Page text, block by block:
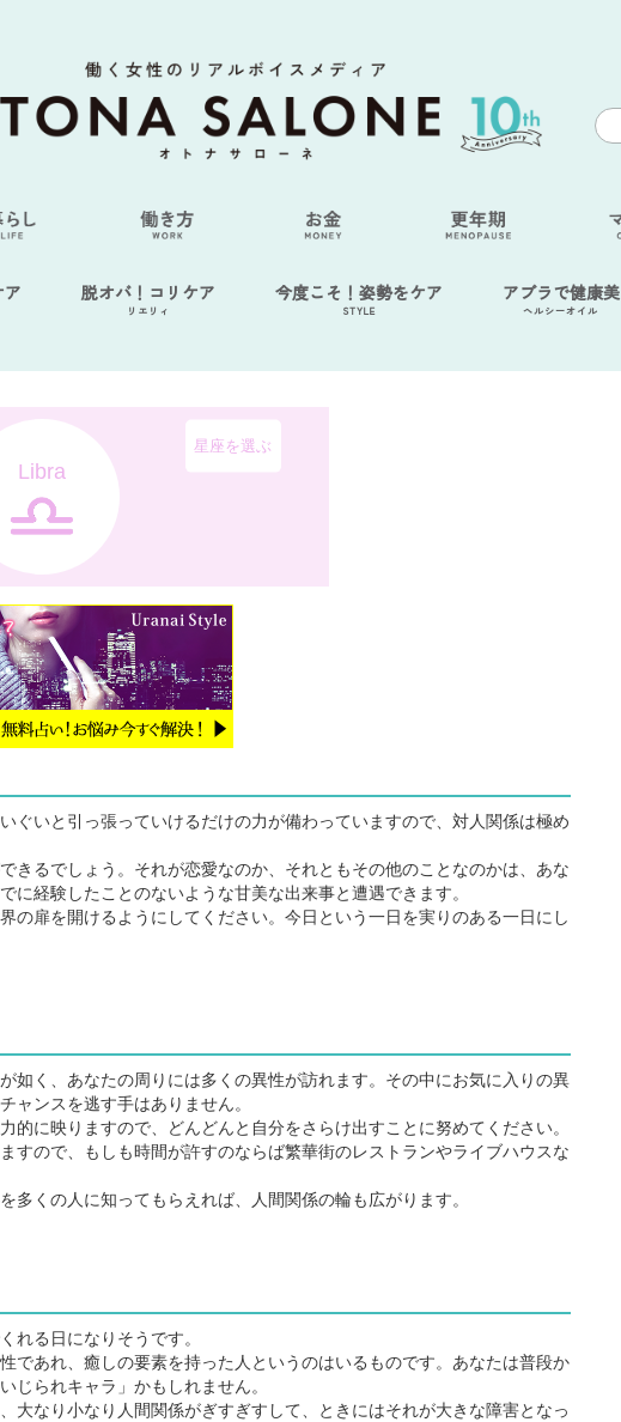
脱オバ！コリケア
リエリィ
今度こそ！姿勢をケア
STYLE
アブラで健康美
ヘルシーオイル
Libra
星座を選ぶ
いと引っ張っていけるだけの力が備わっていますので、対人関係は極め
るでしょう。それが恋愛なのか、それともその他のことなのかは、あな
経験したことのないような甘美な出来事と遭遇できます。
扉を開けるようにしてください。今日という一日を実りのある一日にし
く、あなたの周りには多くの異性が訪れます。その中にお気に入りの異
ャンスを逃す手はありません。
に映りますので、どんどんと自分をさらけ出すことに努めてください。
すので、もしも時間が許すのならば繁華街のレストランやライブハウスな
くの人に知ってもらえれば、人間関係の輪も広がります。
れる日になりそうです。
あれ、癒しの要素を持った人というのはいるものです。あなたは普段か
じられキャラ」かもしれません。
なり小なり人間関係がぎすぎすして、ときにはそれが大きな障害となっ